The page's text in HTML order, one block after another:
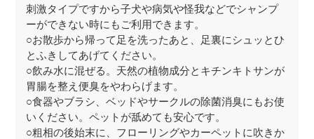
刺激タイプですから子犬や病気や怪我などでシャンプ
ーができない時にもご利用できます。
○お散歩から帰って足を洗ったあと、足裏にシュッとひ
とふきしてあげてください。
○飲み水に混ぜる。天然の植物成分とキチンキトサンが
胃腸を整え便臭をやわらげます。
○食器やブラシ、ベッドやサークルの除菌消臭にもお使
いください。ペットが舐めても安心です。
○粗相の後始末に、フローリングやカーペットに吹きか